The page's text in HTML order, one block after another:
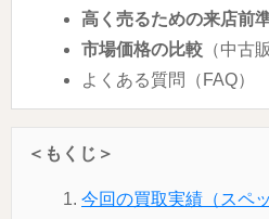
高く売るための来店前
市場価格の比較 （中古
よくある質問（FAQ）
＜もくじ＞
今回の買取実績（スペ